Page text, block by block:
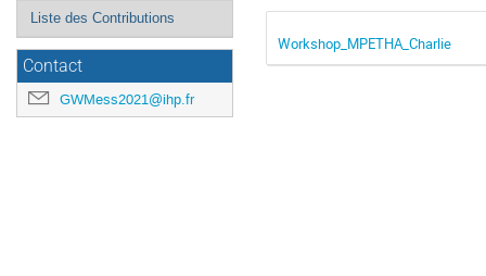
Liste des Contributions
Contact
GWMess2021@ihp.fr
Workshop_MPETHA_Charlie